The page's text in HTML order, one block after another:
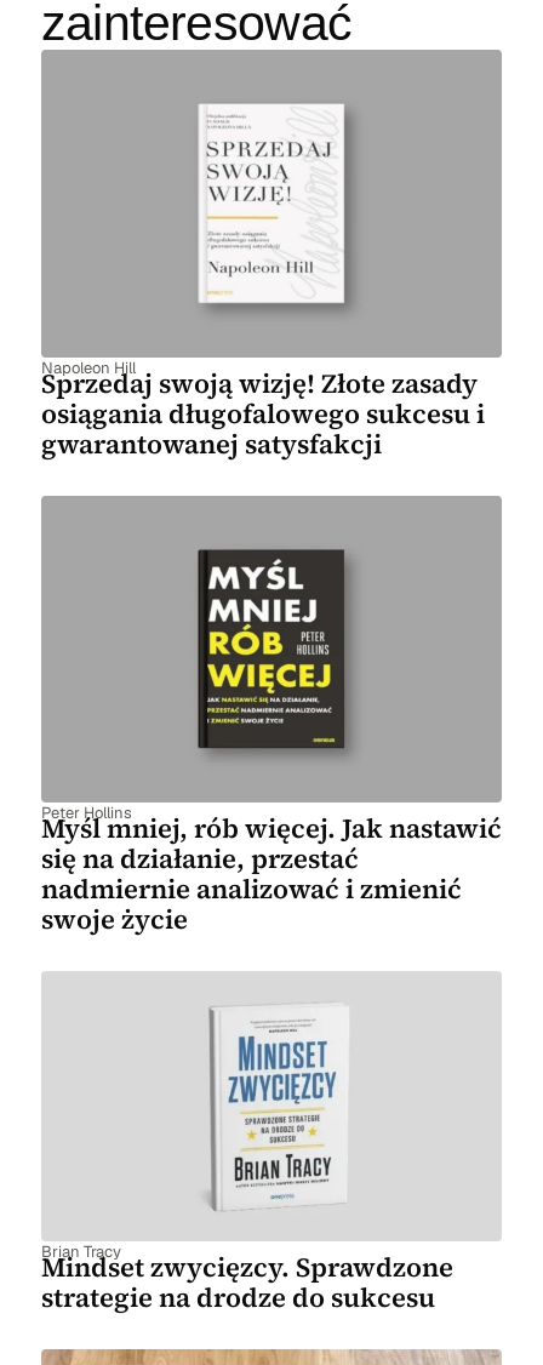
zainteresować
Napoleon Hill
Sprzedaj swoją wizję! Złote zasady
osiągania długofalowego sukcesu i
gwarantowanej satysfakcji
Peter Hollins
Myśl mniej, rób więcej. Jak nastawić
się na działanie, przestać
nadmiernie analizować i zmienić
swoje życie
Brian Tracy
Mindset zwycięzcy. Sprawdzone
strategie na drodze do sukcesu